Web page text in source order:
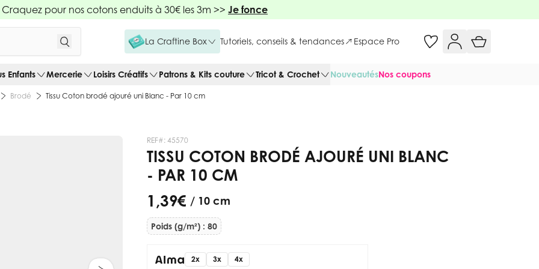
Craquez pour nos cotons enduits à 30€ les 3m >> Je fonce
La Craftine Box Tutoriels, conseils & tendances Espace Pro
Enfants Mercerie Loisirs Créatifs Patrons & Kits couture Tricot & Crochet NouveautésNos coupons
Brodé Tissu Coton brodé ajouré uni Blanc - Par 10 cm
REF#: 45570
TISSU COTON BRODÉ AJOURÉ UNI BLANC
- PAR 10 CM
1,39 € / 10 cm
Poids (g/m²) : 80
2x 3x
4x